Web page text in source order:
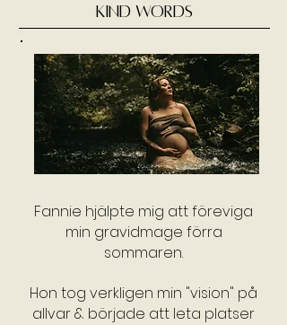
KIND WORDS
Fannie hjälpte mig att föreviga
min gravidmage förra
sommaren.
Hon tog verkligen min "vision" på
allvar & började att leta platser